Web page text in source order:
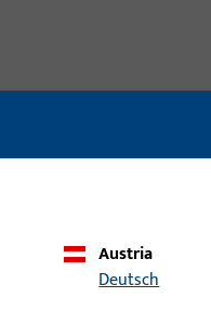
Austria
Deutsch